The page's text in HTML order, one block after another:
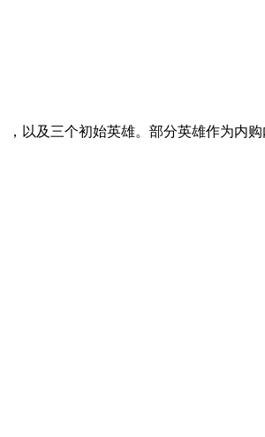
以及三个初始英雄。部分英雄作为内购